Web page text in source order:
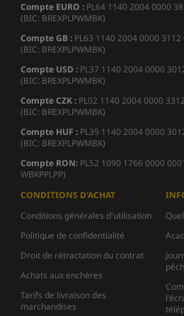
Compte EURO : PL64 1140 2004 0000
(BIC: BREXPLPWMBK)
Compte GB : PL63 1140 2004 0000
(BIC: BREXPLPWMBK)
Compte USD : PL37 1140 2004 0000
(BIC: BREXPLPWMBK)
Compte CZK : PL02 1140 2004 0000
(BIC: BREXPLPWMBK)
Compte HUF : PL39 1140 2004 0000
(BIC: BREXPLPWMBK)
Compte RON: PL52 1090 1766 0000
WBKPPLPP)
CONDITIONS D'ACHAT
Conditions générales d'utilisation
Politique de confidentialité
Droit de rétractation du contrat
Achats aux enchères
Tarifs de livraison des
marchandises